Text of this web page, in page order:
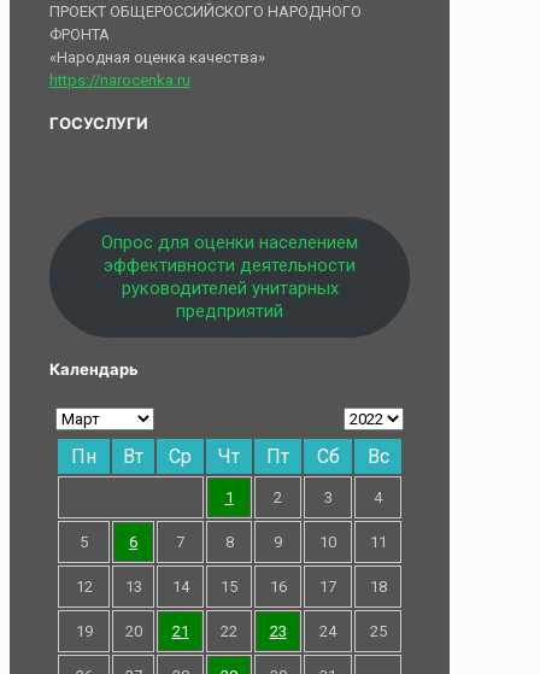
ПРОЕКТ ОБЩЕРОССИЙСКОГО НАРОДНОГО
ФРОНТА
«Народная оценка качества»
https://narocenka.ru
ГОСУСЛУГИ
Опрос для оценки населением
эффективности деятельности
руководителей унитарных
предприятий
Календарь
Пн Вт Ср Чт Пт Сб Вс
1 2 3 4
5 6 7 8 9 10 11
12 13 14 15 16 17 18
19 20 21 22 23 24 25